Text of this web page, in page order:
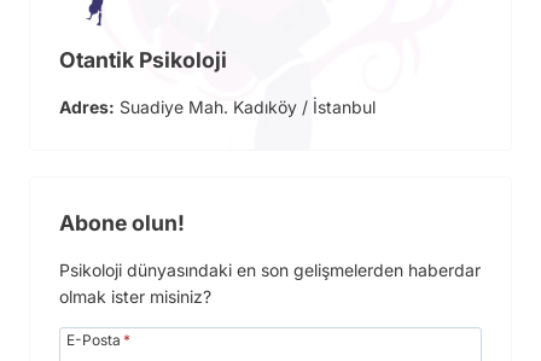
Otantik Psikoloji
Adres: Suadiye Mah. Kadıköy / İstanbul
Abone olun!
Psikoloji dünyasındaki en son gelişmelerden haberdar
olmak ister misiniz?
E-Posta *